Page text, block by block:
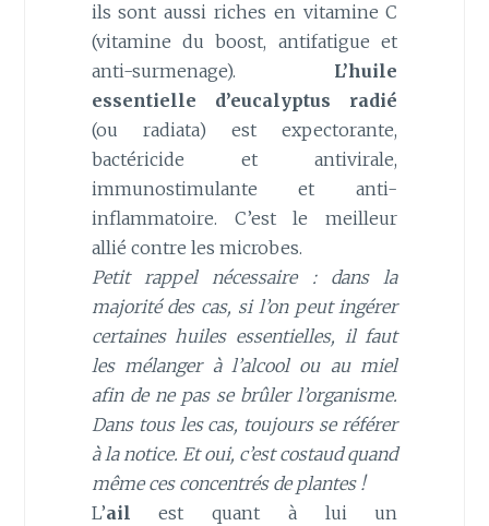
ils sont aussi riches en vitamine C
(vitamine du boost, antifatigue et
anti-surmenage). L’huile
essentielle d’eucalyptus radié
(ou radiata) est expectorante,
bactéricide et antivirale,
immunostimulante et anti-
inflammatoire. C’est le meilleur
allié contre les microbes.
Petit rappel nécessaire : dans la
majorité des cas, si l’on peut ingérer
certaines huiles essentielles, il faut
les mélanger à l’alcool ou au miel
afin de ne pas se brûler l’organisme.
Dans tous les cas, toujours se référer
à la notice. Et oui, c’est costaud quand
même ces concentrés de plantes !
L’ail est quant à lui un